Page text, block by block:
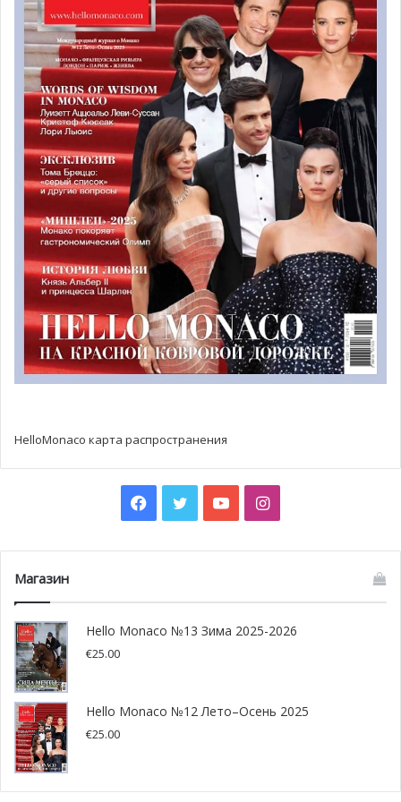
дела автоматический механизм хронографа, доступный
в продаже.
В 1970 году первым лицом, представляющим
легендарную модель часов, сталгонщик Джо Зифферт
спонсором которого в то время выступала марка TAG
Heuer. Уже в следующем году уникальный хронограф
появился на экранах всего мира в фильме «Ле-Ман».
Американский актер Стив Маккуин действительно
настоял на том, чтобы носить TAG Heuer Monaco во
время съемок фильма в 1971. Благодаря голливудской
звезде модель стала предметом мгновенной
узнаваемости, а также многих подделок. С тех порчасы
«Маккуин Монако» (модель 1133B) стали высоко
цениться среди коллекционеров.
HelloMonaco карта распространения
Facebook
TwitterYouTubeInstagram
Магазин
Hello Monaco №13 Зима 2025-2026
€25.00
Hello Monaco №12 Лето–Осень 2025
€25.00